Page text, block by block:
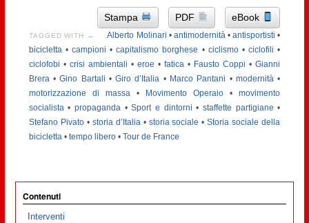
Stampa PDF eBook
TAGGED WITH → Alberto Molinari • antimodernità•antisportisti •
bicicletta•campioni •capitalismo borghese • ciclismo•ciclofili •
ciclofobi • crisi ambientali • eroe •fatica • Fausto Coppi •Gianni
Brera•Gino Bartali •Giro d’Italia • Marco Pantani • modernità•
motorizzazione di massa• Movimento Operaio •movimento
socialista•propaganda •Sport e dintorni • staffette partigiane •
Stefano Pivato• storia d’Italia• storia sociale •Storia sociale della
bicicletta• tempo libero• Tour de France
Contenuti
Interventi